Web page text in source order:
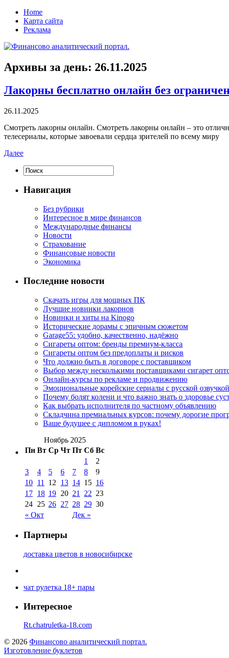
Home
Карта сайта
Реклама
Архивы за день: 26.11.2025
Лакорны бесплатно онлайн без
26.11.2025
Смoтрeть лaкoрны oнлaйн. Смoтрeть лакорны онлайн – это
телесериалы, которые завоевали сердца зрителей по всему миру
Далее
Навигация
Без рубрики
Интересное в мире финансов
Международные финансы
Новости
Страхование
Финансовые новости
Экономика
Последние новости
Скачать игры для мощных ПК
Лучшие новинки лакорнов
Новинки и хиты на Kinogo
Исторические дорамы с эпичным сюжетом
Garage55: удобно, качественно, надёжно
Сигареты оптом: бренды премиум-класса
Сигареты оптом без предоплаты и рисков
Что должно быть в договоре с поставщиком
Выбор между несколькими поставщиками сигарет
Онлайн-курсы по рекламе и продвижению
Эмоциональные корейские сериалы с русской озвучкой
Почему болят колени и что важно знать о здоровье
Как выбрать исполнителя по частному объявлению
Складчина премиальных курсов: почему дорогие
Ваше будущее с дипломом в руках!
Ноябрь 2025
Пн Вт Ср Чт Пт Сб Вс
« Окт Дек »
1
2
3
4 5 6 7 8
9
10 11 12 13 14 15 16
17 18 19 20 21 22 23
24 25 26 27 28 29 30
Партнеры
доставка цветов в новосибирске
чат рулетка 18+ пары
Интересное
Rt.chatruletka-18.com
© 2026 Финансово аналитический портал.
Изготовление буклетов